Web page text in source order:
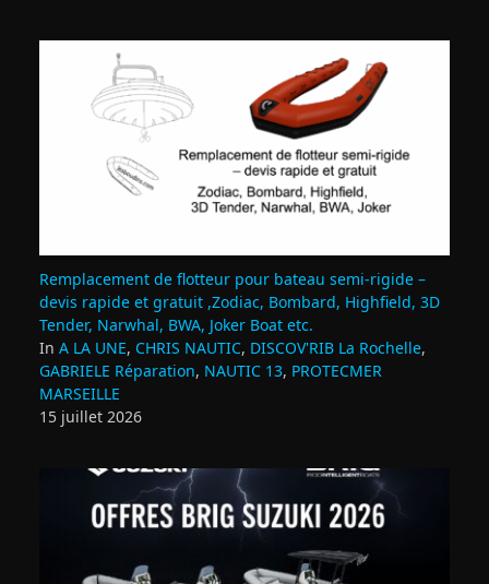
Remplacement de flotteur pour bateau semi‑rigide –
devis rapide et gratuit ,Zodiac, Bombard, Highfield, 3D
Tender, Narwhal, BWA, Joker Boat etc.
In A LA UNE, CHRIS NAUTIC, DISCOV'RIB La Rochelle,
GABRIELE Réparation, NAUTIC 13, PROTECMER
MARSEILLE
15 juillet 2026